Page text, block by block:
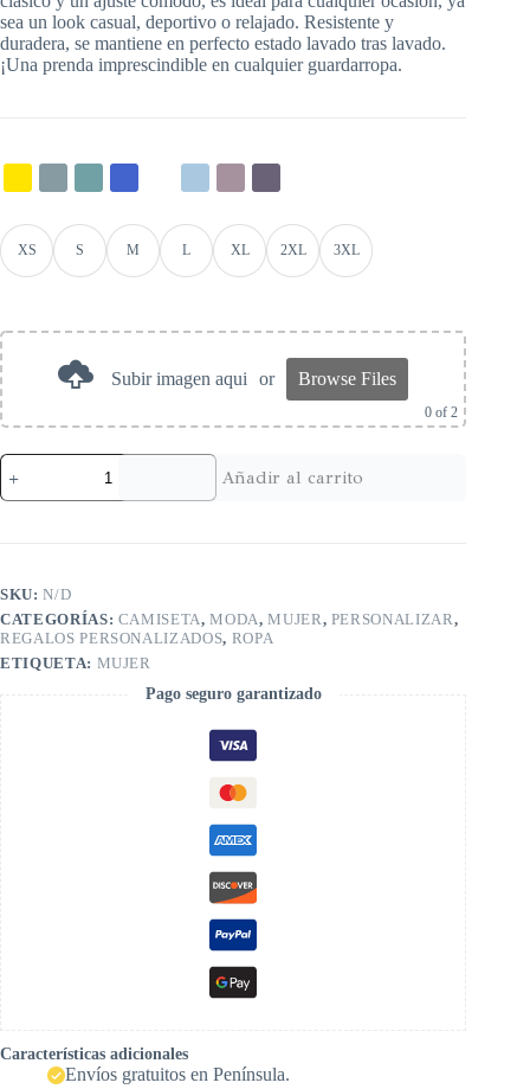
sea un look casual, deportivo o relajado. Resistente y
duradera, se mantiene en perfecto estado lavado tras lavado.
¡Una prenda imprescindible en cualquier guardarropa.
XS S M L XL 2XL 3XL
Subir imagen aqui or Browse Files
0 of 2
Añadir al carrito
SKU:N/D
CATEGORÍAS: CAMISETA,MODA,MUJER, PERSONALIZAR,
REGALOS PERSONALIZADOS, ROPA
ETIQUETA: MUJER
Pago seguro garantizado
Características adicionales
Envíos gratuitos en Península.